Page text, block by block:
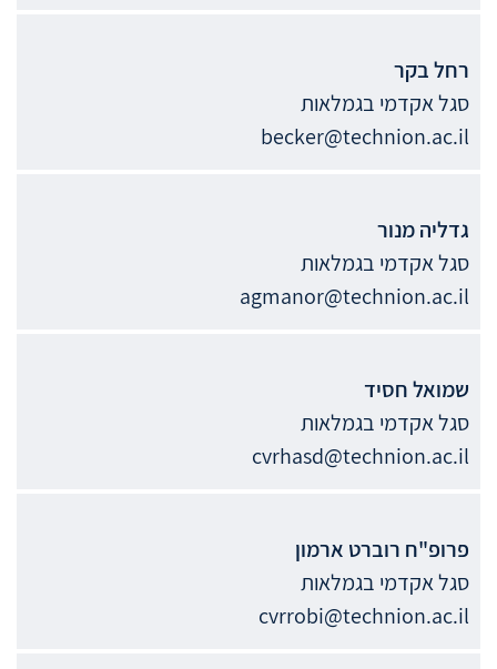
רחלבקר
סגל אקדמי בגמלאות
becker@technion.ac.il
גדליהמנור
סגל אקדמי בגמלאות
agmanor@technion.ac.il
שמואלחסיד
סגל אקדמי בגמלאות
cvrhasd@technion.ac.il
פרופ"ח רוברט ארמון
סגל אקדמי בגמלאות
cvrrobi@technion.ac.il